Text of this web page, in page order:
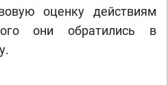
оценку действиям
они обратились в